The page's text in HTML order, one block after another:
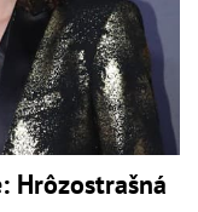
Hrôzostrašná